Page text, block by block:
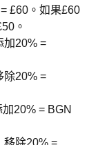
£60。如果£60
。
20% =
20% =
20% = BGN
除20% =